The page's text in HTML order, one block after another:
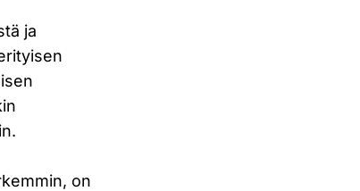
ja
on